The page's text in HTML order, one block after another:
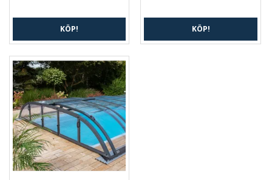
KÖP! KÖP!